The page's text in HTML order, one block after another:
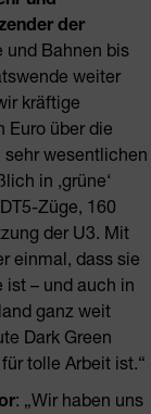
der
und Bahnen bis
weiter
kräftige
Euro über die
wesentlichen
in ‚grüne‘
Züge, 160
der U3. Mit
einmal, dass sie
ist – und auch in
ganz weit
Dark Green
tolle Arbeit ist.“
: „Wir haben uns